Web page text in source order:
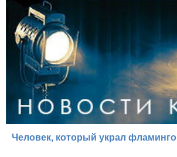
Человек, который украл фламинго